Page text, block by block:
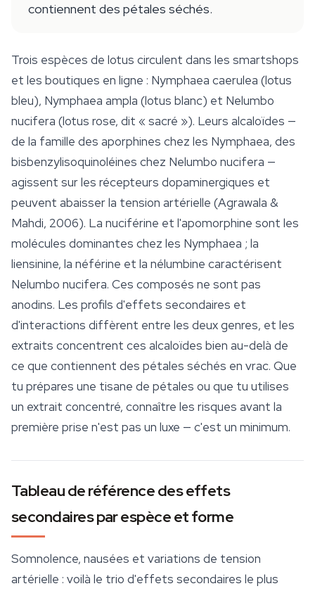
contiennent des pétales séchés.
Trois espèces de lotus circulent dans les smartshops
et les boutiques en ligne : Nymphaea caerulea (lotus
bleu), Nymphaea ampla (lotus blanc) et Nelumbo
nucifera (lotus rose, dit « sacré »). Leurs alcaloïdes —
de la famille des aporphines chez les Nymphaea, des
bisbenzylisoquinoléines chez Nelumbo nucifera —
agissent sur les récepteurs dopaminergiques et
peuvent abaisser la tension artérielle (Agrawala &
Mahdi, 2006). La nuciférine et l'apomorphine sont les
molécules dominantes chez les Nymphaea ; la
liensinine, la néférine et la nélumbine caractérisent
Nelumbo nucifera. Ces composés ne sont pas
anodins. Les profils d'effets secondaires et
d'interactions diffèrent entre les deux genres, et les
extraits concentrent ces alcaloïdes bien au-delà de
ce que contiennent des pétales séchés en vrac. Que
tu prépares une tisane de pétales ou que tu utilises
un extrait concentré, connaître les risques avant la
première prise n'est pas un luxe — c'est un minimum.
Tableau de référence des effets
secondaires par espèce et forme
Somnolence, nausées et variations de tension
artérielle : voilà le trio d'effets secondaires le plus